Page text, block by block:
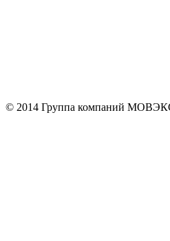
© 2014 Группа компаний